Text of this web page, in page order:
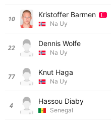
10 Kristoffer Barmen
Na Uy
22 Dennis Wolfe
Na Uy
77 Knut Haga
Na Uy
4 Hassou Diaby
Senegal